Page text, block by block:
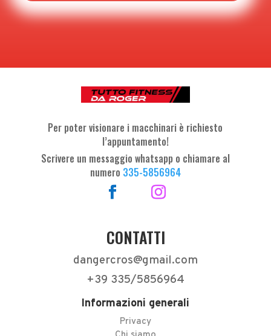
Per poter visionare i macchinari è richiesto
l’appuntamento!
Scrivere un messaggio whatsapp o chiamare al
numero 335-5856964
CONTATTI
dangercros@gmail.com
+39 335/5856964
Informazioni generali
Privacy